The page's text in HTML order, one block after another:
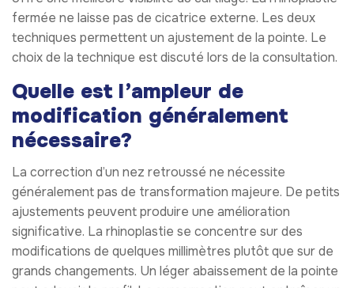
fermée ne laisse pas de cicatrice externe. Les deux
techniques permettent un ajustement de la pointe. Le
choix de la technique est discuté lors de la consultation.
Quelle est l’ampleur de
modification généralement
nécessaire?
La correction d’un nez retroussé ne nécessite
généralement pas de transformation majeure. De petits
ajustements peuvent produire une amélioration
significative. La rhinoplastie se concentre sur des
modifications de quelques millimètres plutôt que sur de
grands changements. Un léger abaissement de la pointe